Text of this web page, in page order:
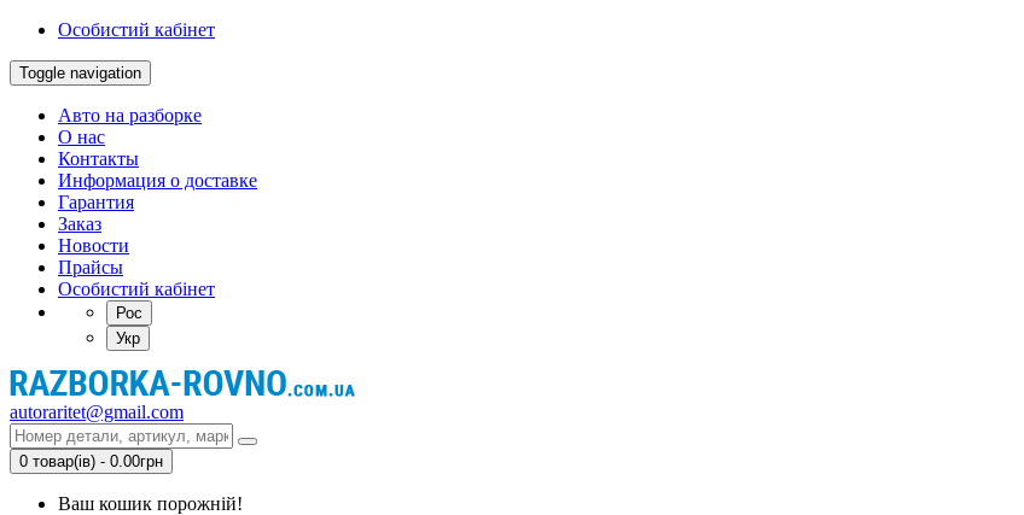
Особистий кабінет
Toggle navigation
Авто на разборке
О нас
Контакты
Информация о доставке
Гарантия
Заказ
Новости
Прайсы
Особистий кабінет
Рос
Укр
autoraritet@gmail.com
0 товар(ів) - 0.00грн
Ваш кошик порожній!